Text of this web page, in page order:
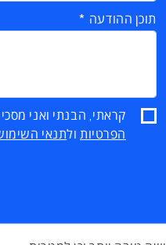
תוכן ההודעה
קראתי, הבנתי ואני
הפרטיותולתנאי